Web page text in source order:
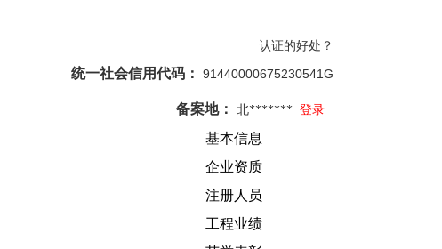
认证的好处？
统一社会信用代码： 91440000675230541G
备案地： 北******* 登录
基本信息
企业资质
注册人员
工程业绩